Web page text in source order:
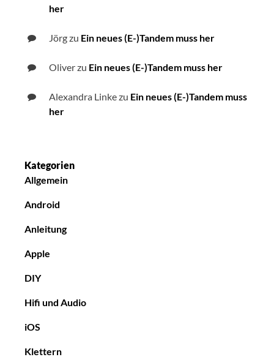
her
Jörgzu Ein neues (E-)Tandem muss her
Oliverzu Ein neues (E-)Tandem muss her
Alexandra Linkezu Ein neues (E-)Tandem muss
her
Kategorien
Allgemein
Android
Anleitung
Apple
DIY
Hifi und Audio
iOS
Klettern